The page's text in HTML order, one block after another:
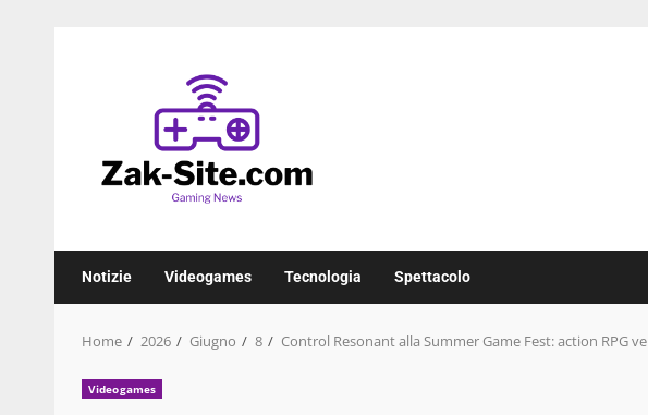
Notizie Videogames Tecnologia Spettacolo
Home 2026 Giugno 8 Control Resonant alla Summer Game Fest: action RPG
Videogames